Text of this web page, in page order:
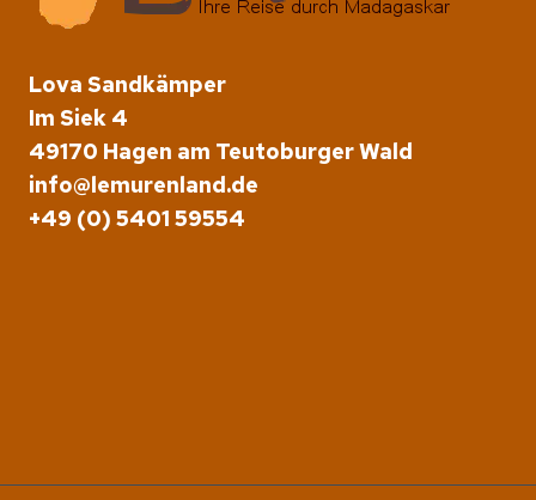
Lova Sandkämper
Im Siek 4
49170 Hagen am Teutoburger Wald
info@lemurenland.de
+49 (0) 5401 59554